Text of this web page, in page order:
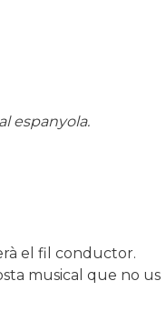
espanyola.
el fil conductor.
musical que no us